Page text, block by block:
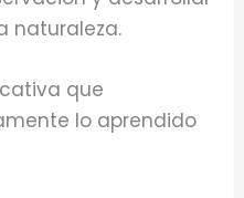
naturaleza.
que
lo aprendido